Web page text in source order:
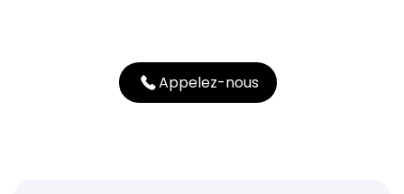
Appelez-nous